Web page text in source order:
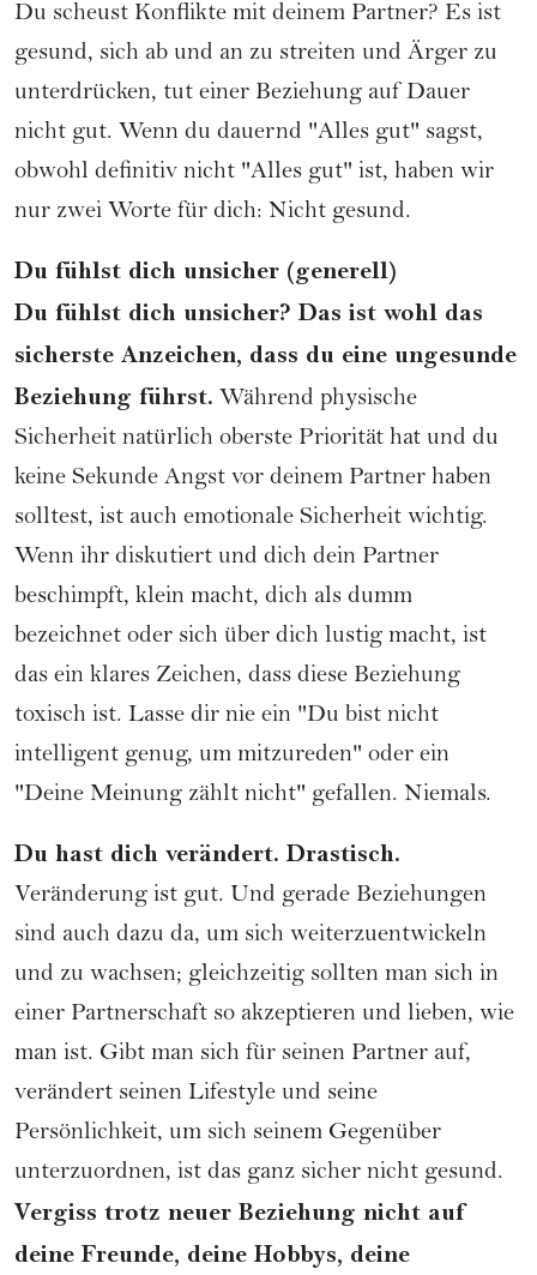
Du scheust Konflikte mit deinem Partner? Es ist
gesund, sich ab und an zu streiten und Ärger zu
unterdrücken, tut einer Beziehung auf Dauer
nicht gut. Wenn du dauernd "Alles gut" sagst,
obwohl definitiv nicht "Alles gut" ist, haben wir
nur zwei Worte für dich: Nicht gesund.
Du fühlst dich unsicher (generell)
Du fühlst dich unsicher? Das ist wohl das
sicherste Anzeichen, dass du eine ungesunde
Beziehung führst. Während physische
Sicherheit natürlich oberste Priorität hat und du
keine Sekunde Angst vor deinem Partner haben
solltest, ist auch emotionale Sicherheit wichtig.
Wenn ihr diskutiert und dich dein Partner
beschimpft, klein macht, dich als dumm
bezeichnet oder sich über dich lustig macht, ist
das ein klares Zeichen, dass diese Beziehung
toxisch ist. Lasse dir nie ein "Du bist nicht
intelligent genug, um mitzureden" oder ein
"Deine Meinung zählt nicht" gefallen. Niemals.
Du hast dich verändert. Drastisch.
Veränderung ist gut. Und gerade Beziehungen
sind auch dazu da, um sich weiterzuentwickeln
und zu wachsen; gleichzeitig sollten man sich in
einer Partnerschaft so akzeptieren und lieben, wie
man ist. Gibt man sich für seinen Partner auf,
verändert seinen Lifestyle und seine
Persönlichkeit, um sich seinem Gegenüber
unterzuordnen, ist das ganz sicher nicht gesund.
Vergiss trotz neuer Beziehung nicht auf
deine Freunde, deine Hobbys, deine